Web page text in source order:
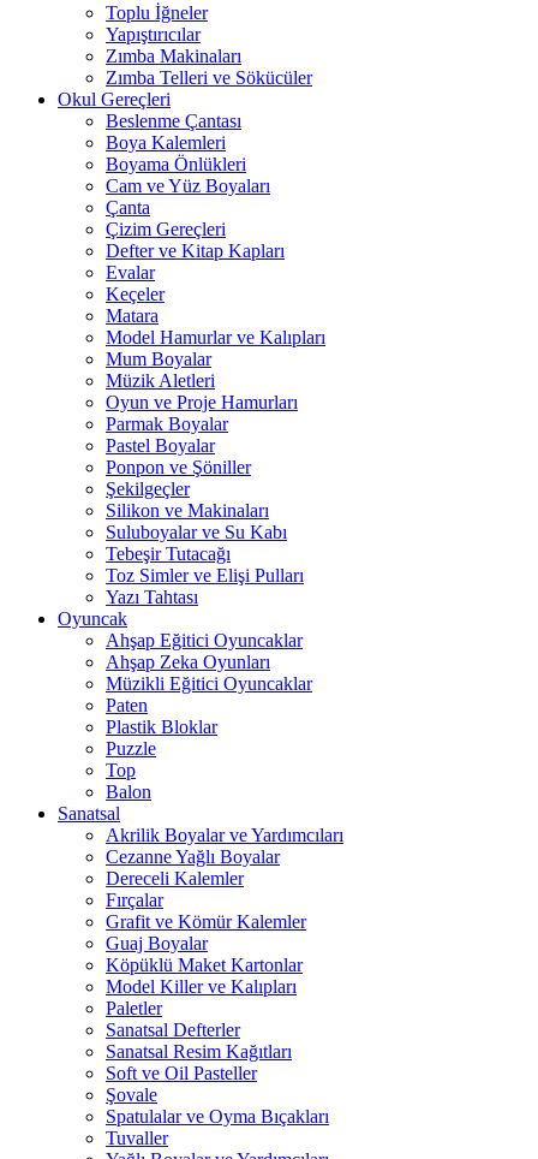
Toplu İğneler
Yapıştırıcılar
Zımba Makinaları
Zımba Telleri ve Sökücüler
Okul Gereçleri
Beslenme Çantası
Boya Kalemleri
Boyama Önlükleri
Cam ve Yüz Boyaları
Çanta
Çizim Gereçleri
Defter ve Kitap Kapları
Evalar
Keçeler
Matara
Model Hamurlar ve Kalıpları
Mum Boyalar
Müzik Aletleri
Oyun ve Proje Hamurları
Parmak Boyalar
Pastel Boyalar
Ponpon ve Şöniller
Şekilgeçler
Silikon ve Makinaları
Suluboyalar ve Su Kabı
Tebeşir Tutacağı
Toz Simler ve Elişi Pulları
Yazı Tahtası
Oyuncak
Ahşap Eğitici Oyuncaklar
Ahşap Zeka Oyunları
Müzikli Eğitici Oyuncaklar
Paten
Plastik Bloklar
Puzzle
Top
Balon
Sanatsal
Akrilik Boyalar ve Yardımcıları
Cezanne Yağlı Boyalar
Dereceli Kalemler
Fırçalar
Grafit ve Kömür Kalemler
Guaj Boyalar
Köpüklü Maket Kartonlar
Model Killer ve Kalıpları
Paletler
Sanatsal Defterler
Sanatsal Resim Kağıtları
Soft ve Oil Pasteller
Şovale
Spatulalar ve Oyma Bıçakları
Tuvaller